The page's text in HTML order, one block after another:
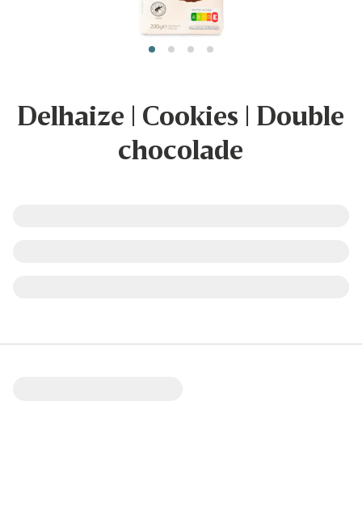
Delhaize | Cookies | Double
chocolade